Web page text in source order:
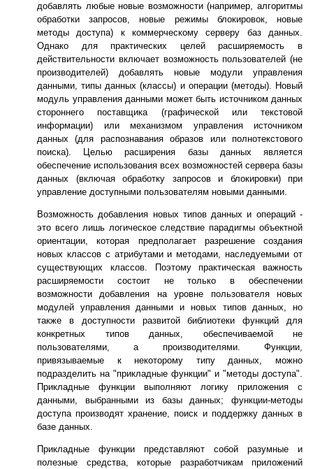
добавлять любые новые возможности (например, алгоритмы
обработки запросов, новые режимы блокировок, новые
методы доступа) к коммерческому серверу баз данных.
Однако для практических целей расширяемость в
действительности включает возможность пользователей (не
производителей) добавлять новые модули управления
данными, типы данных (классы) и операции (методы). Новый
модуль управления данными может быть источником данных
стороннего поставщика (графической или текстовой
информации) или механизмом управления источником
данных (для распознавания образов или полнотекстового
поиска). Целью расширения базы данных является
обеспечение использования всех возможностей сервера базы
данных (включая обработку запросов и блокировки) при
управление доступными пользователям новыми данными.
Возможность добавления новых типов данных и операций -
это всего лишь логическое следствие парадигмы объектной
ориентации, которая предполагает разрешение создания
новых классов с атрибутами и методами, наследуемыми от
существующих классов. Поэтому практическая важность
расширяемости состоит не только в обеспечении
возможности добавления на уровне пользователя новых
модулей управления данными и новых типов данных, но
также в доступности развитой библиотеки функций для
конкретных типов данных, обеспечиваемой не
пользователями, а производителями. Функции,
привязываемые к некоторому типу данных, можно
подразделить на "прикладные функции" и "методы доступа".
Прикладные функции выполняют логику приложения с
данными, выбранными из базы данных; функции-методы
доступа производят хранение, поиск и поддержку данных в
базе данных.
Прикладные функции представляют собой разумные и
полезные средства, которые разработчикам приложений